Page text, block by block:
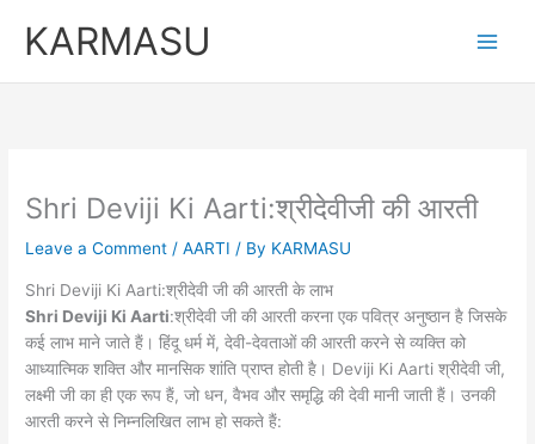
KARMASU
Shri Deviji Ki Aarti:श्रीदेवीजी की आरती
Leave a Comment /AARTI / By KARMASU
Shri Deviji Ki Aarti:श्रीदेवी जी की आरती के लाभ
Shri Deviji Ki Aarti:श्रीदेवी जी की आरती करना एक पवित्र अनुष्ठान है जिसके
कई लाभ माने जाते हैं। हिंदू धर्म में, देवी-देवताओं की आरती करने से व्यक्ति को
आध्यात्मिक शक्ति और मानसिक शांति प्राप्त होती है। Deviji Ki Aarti श्रीदेवी जी,
लक्ष्मी जी का ही एक रूप हैं, जो धन, वैभव और समृद्धि की देवी मानी जाती हैं। उनकी
आरती करने से निम्नलिखित लाभ हो सकते हैं: